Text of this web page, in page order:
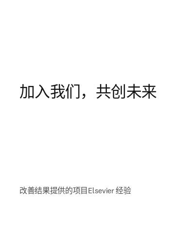
加入我们，共创未来
改善结果提供的项目 Elsevier 经验